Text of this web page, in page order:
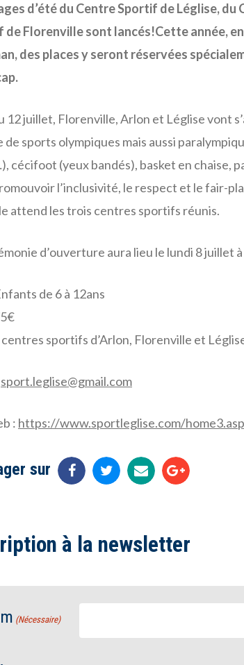
d’été du Centre Sportif de Léglise,
de Florenville sont lancés!Cette année,
des places y seront réservées
12 juillet, Florenville, Arlon et Léglise vont
de sports olympiques mais aussi
cécifoot (yeux bandés), basket en chaise,
l’inclusivité, le respect et le fair-
attend les trois centres sportifs réunis.
d’ouverture aura lieu le lundi 8 juillet
de 6 à 12ans
centres sportifs d’Arlon, Florenville et
sport.leglise@gmail.com
: https://www.sportleglise.com/
sur
à la newsletter
(Nécessaire)